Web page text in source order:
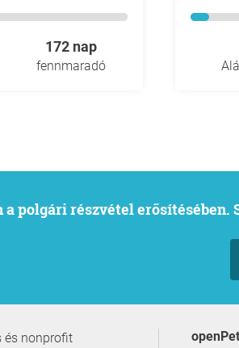
172 nap
fennmaradó
a polgári részvétel
és nonprofit